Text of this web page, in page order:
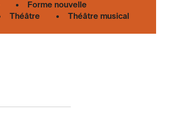
Forme nouvelle
Théâtre Théâtre musical